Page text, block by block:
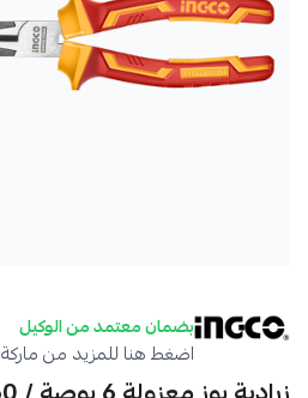
بضمان معتمد من الوكيل
اضغط هنا للمزيد من ماركة